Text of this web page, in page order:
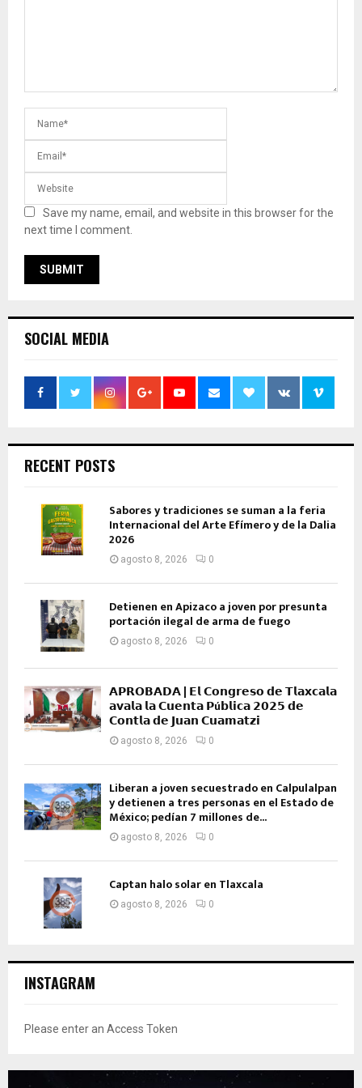
Save my name, email, and website in this browser for the
next time I comment.
SOCIAL MEDIA
RECENT POSTS
Sabores y tradiciones se suman a la feria
Internacional del Arte Efímero y de la Dalia
2026
agosto 8, 2026 0
Detienen en Apizaco a joven por presunta
portación ilegal de arma de fuego
agosto 8, 2026 0
𝗔𝗣𝗥𝗢𝗕𝗔𝗗𝗔 | 𝗘𝗹 𝗖𝗼𝗻𝗴𝗿𝗲𝘀𝗼 𝗱𝗲 𝗧𝗹𝗮𝘅𝗰𝗮𝗹𝗮
𝗮𝘃𝗮𝗹𝗮 𝗹𝗮 𝗖𝘂𝗲𝗻𝘁𝗮 𝗣ú𝗯𝗹𝗶𝗰𝗮 𝟮𝟬𝟮𝟱 𝗱𝗲
𝗖𝗼𝗻𝘁𝗹𝗮 𝗱𝗲 𝗝𝘂𝗮𝗻 𝗖𝘂𝗮𝗺𝗮𝘁𝘇𝗶
agosto 8, 2026 0
Liberan a joven secuestrado en Calpulalpan
y detienen a tres personas en el Estado de
México; pedían 7 millones de...
agosto 8, 2026 0
Captan halo solar en Tlaxcala
agosto 8, 2026 0
INSTAGRAM
Please enter an Access Token